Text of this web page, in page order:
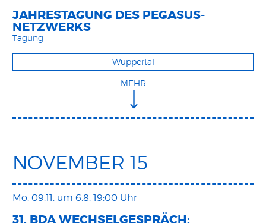
JAHRESTAGUNG DES PEGASUS-
NETZWERKS
Tagung
Wuppertal
MEHR
NOVEMBER 15
Mo. 09.11. um 6.8. 19:00 Uhr
31. BDA WECHSELGESPRÄCH: